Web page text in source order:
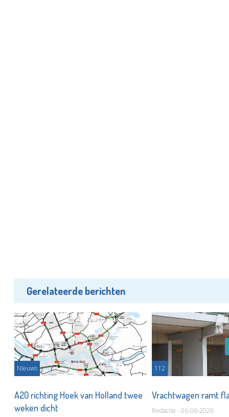
Gerelateerde berichten
Nieuws
A20 richting Hoek van Holland twee
weken dicht
112
Vrachtwagen ramt
Redactie - 06-06-2026